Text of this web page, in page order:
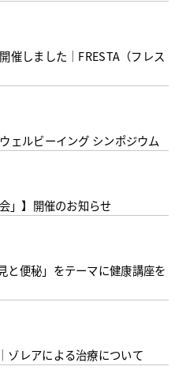
催しました｜FRESTA（フレス
ェルビーイング シンポジウム
」】開催のお知らせ
と便秘」をテーマに健康講座を
レアによる治療について